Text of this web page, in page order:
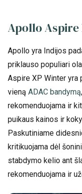
Apollo Aspire
Apollo yra Indijos
priklauso populiari
Aspire XP Winter yra
vieną ADAC bandymą
rekomenduojama ir
puikaus kainos ir
Paskutiniame
kritikuojama dėl
stabdymo kelio ant
rekomenduojama ir